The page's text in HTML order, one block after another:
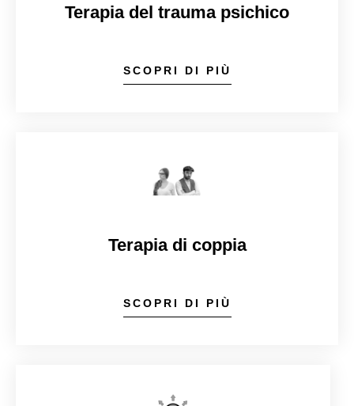
Terapia del trauma psichico
SCOPRI DI PIÙ
Terapia di coppia
SCOPRI DI PIÙ